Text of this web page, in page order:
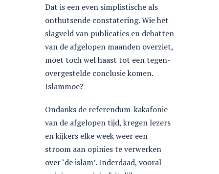
Dat is een even simplistische als
onthutsende constatering. Wie het
slagveld van publicaties en debatten
van de afgelopen maanden overziet,
moet toch wel haast tot een tegen-
overgestelde conclusie komen.
Islammoe?
Ondanks de referendum-kakafonie
van de afgelopen tijd, kregen lezers
en kijkers elke week weer een
stroom aan opinies te verwerken
over ‘de islam’. Inderdaad, vooral